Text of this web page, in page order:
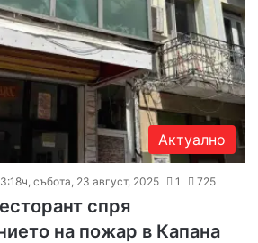
Актуално
събота, 23 август, 2025 1 725
спря
на пожар в Капана